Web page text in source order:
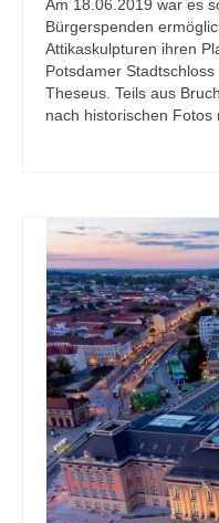
Am 18.06.2019 war es
Bürgerspenden
Attikaskulpturen ihren
Potsdamer
Theseus. Teils aus
nach historischen